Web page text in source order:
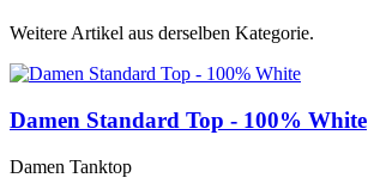
Weitere Artikel aus derselben Kategorie.
Damen Standard Top - 100% White
Damen Tanktop